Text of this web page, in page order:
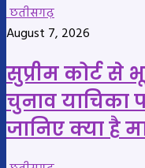
छतीसगढ़
August 7, 2026
सुप्रीम कोर्ट
चुनाव याचिका
जानिए क्या है